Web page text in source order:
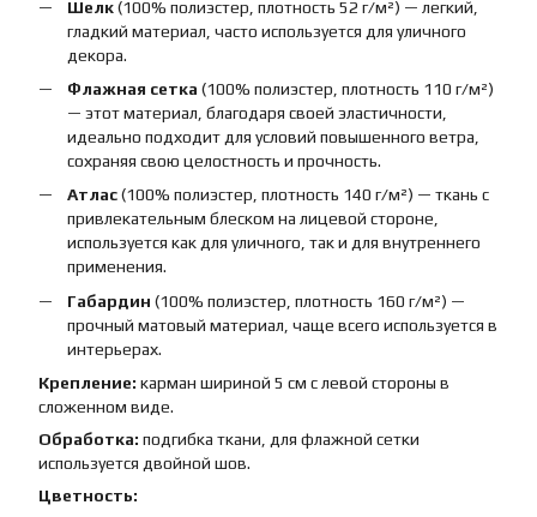
Шелк(100% полиэстер, плотность 52 г/м²) — легкий,
гладкий материал, часто используется для уличного
декора.
Флажная сетка (100% полиэстер, плотность 110 г/м²)
— этот материал, благодаря своей эластичности,
идеально подходит для условий повышенного ветра,
сохраняя свою целостность и прочность.
Атлас(100% полиэстер, плотность 140 г/м²) — ткань с
привлекательным блеском на лицевой стороне,
используется как для уличного, так и для внутреннего
применения.
Габардин (100% полиэстер, плотность 160 г/м²) —
прочный матовый материал, чаще всего используется в
интерьерах.
Крепление: карман шириной 5 см с левой стороны в
сложенном виде.
Обработка: подгибка ткани, для флажной сетки
используется двойной шов.
Цветность: